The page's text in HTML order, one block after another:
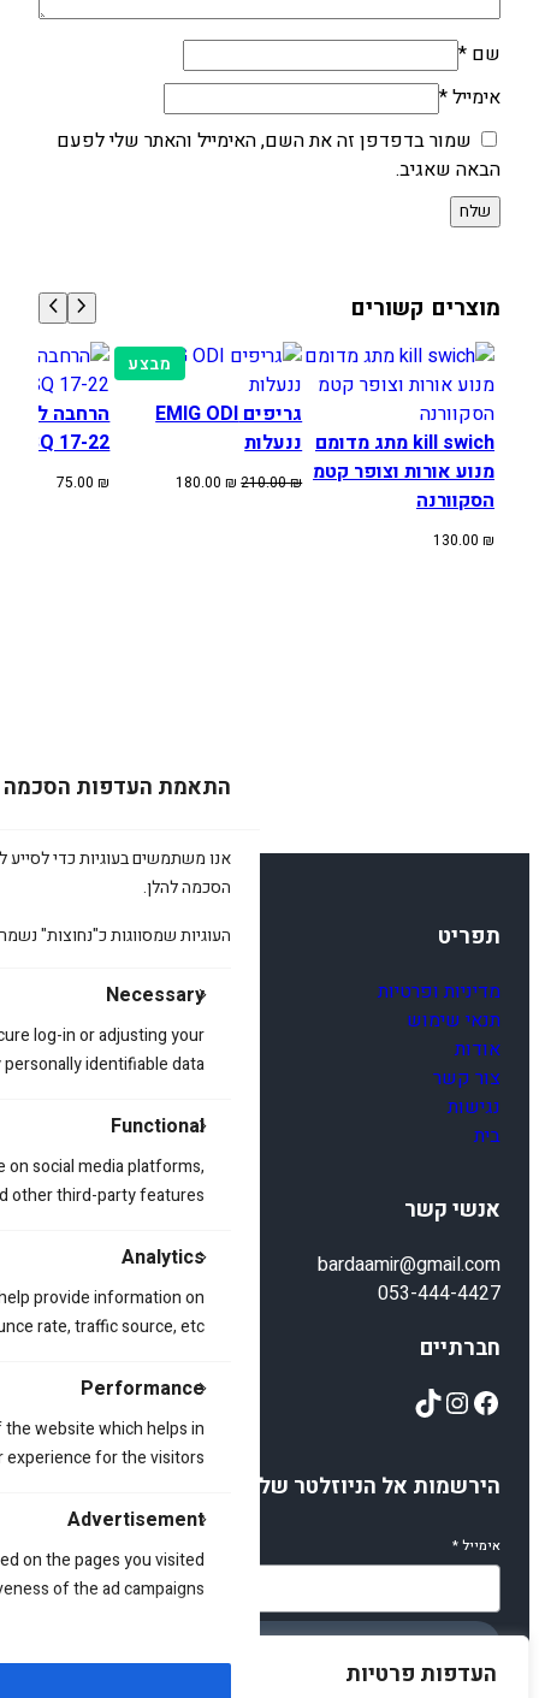
העדפות פרטיות
התאמת העדפות הסכמה
אנו משתמשים בעוגיות כדי לסייע
הסכמה להלן.
העוגיות שמסווגות כ"נחוצות"
Necessary
log-in or adjusting your
identifiable data.
Functional
social media platforms,
other third-party features.
Analytics
provide information on
rate, traffic source, etc.
Performance
website which helps in
for the visitors.
Advertisement
on the pages you visited
of the ad campaigns.
שם *
אימייל*
שמור בדפדפן זה את השם, האימייל והאתר שלי לפעם
הבאה שאגיב.
מוצרים קשורים
kill swich מתג מדומם
מנוע אורות וצופר קטמ
הסקוורנה
130.00 ₪
מבצע מוצרים
במבצע
גריפים EMIG ODI
ננעלות
210.00₪
המחיר
180.00₪
המחיר
הרחבה
17-22
75.00₪
תפריט
מדיניות ופרטיות
תנאי שימוש
אודות
צור קשר
נגישות
בית
אנשי קשר
bardaamir@gmail.com
053-444-4427
חברתיים
Facebook
Instagram
TikTok
הירשמות אל הניוזלטר שלנו
אימייל*